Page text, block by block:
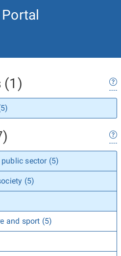
(1)
sector (5)
(5)
and sport (5)